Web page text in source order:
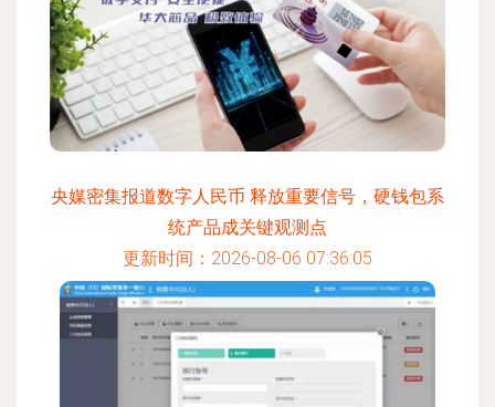
央媒密集报道数字人民币 释放重要信号，硬钱包系
统产品成关键观测点
更新时间：2026-08-06 07:36:05